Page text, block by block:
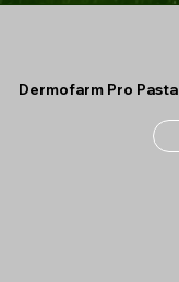
Dermofarm Pro Pasta